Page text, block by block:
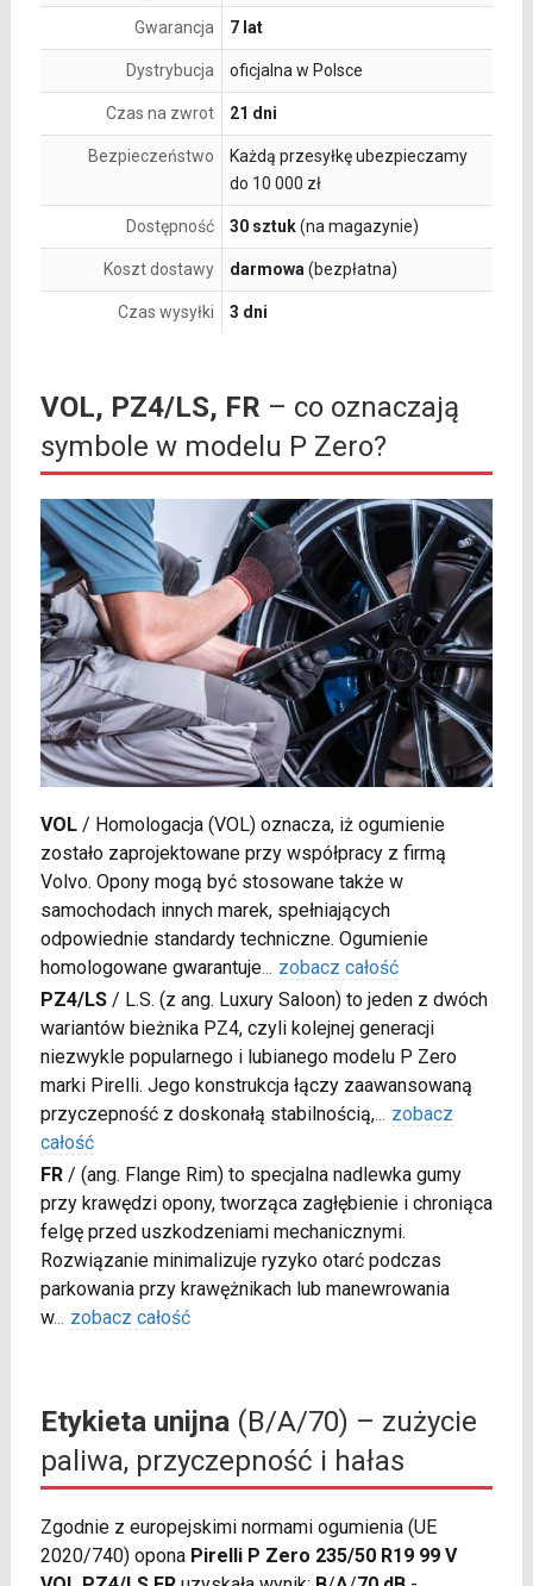
Gwarancja 7 lat
Dystrybucja oficjalna w Polsce
Czas na zwrot 21 dni
Bezpieczeństwo
Każdą przesyłkę ubezpieczamy
do 10 000 zł
Dostępność 30 sztuk(na magazynie)
Koszt dostawy darmowa (bezpłatna)
Czas wysyłki 3 dni
VOL, PZ4/LS, FR – co oznaczają
symbole w modelu P Zero?
VOL/ Homologacja (VOL) oznacza, iż ogumienie
zostało zaprojektowane przy współpracy z firmą
Volvo. Opony mogą być stosowane także w
samochodach innych marek, spełniających
odpowiednie standardy techniczne. Ogumienie
homologowane gwarantuje... zobacz całość
PZ4/LS/ L.S. (z ang. Luxury Saloon) to jeden z dwóch
wariantów bieżnika PZ4, czyli kolejnej generacji
niezwykle popularnego i lubianego modelu P Zero
marki Pirelli. Jego konstrukcja łączy zaawansowaną
przyczepność z doskonałą stabilnością,... zobacz
całość
FR/ (ang. Flange Rim) to specjalna nadlewka gumy
przy krawędzi opony, tworząca zagłębienie i chroniąca
felgę przed uszkodzeniami mechanicznymi.
Rozwiązanie minimalizuje ryzyko otarć podczas
parkowania przy krawężnikach lub manewrowania
w... zobacz całość
Etykieta unijna(B/A/70) – zużycie
paliwa, przyczepność i hałas
Zgodnie z europejskimi normami ogumienia (UE
2020/740) opona Pirelli P Zero 235/50 R19 99 V